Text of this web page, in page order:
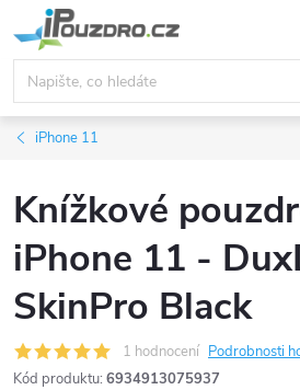
na
obsah
iPhone 11
Knížkové
iPhone 11 -
SkinPro Black
1 hodnocení Podrobnosti
Kód produktu: 6934913075937